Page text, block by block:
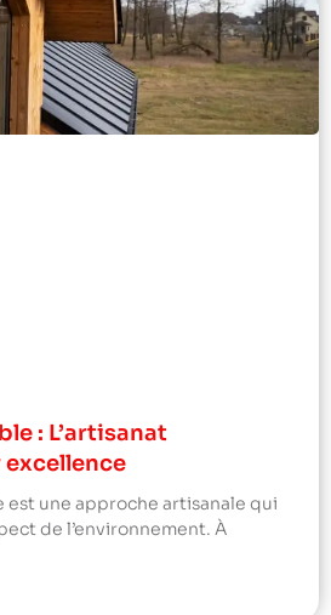
: L’artisanat
est une approche artisanale qui
de l’environnement. À